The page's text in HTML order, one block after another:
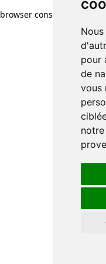
pour
de
vous
browser console for more